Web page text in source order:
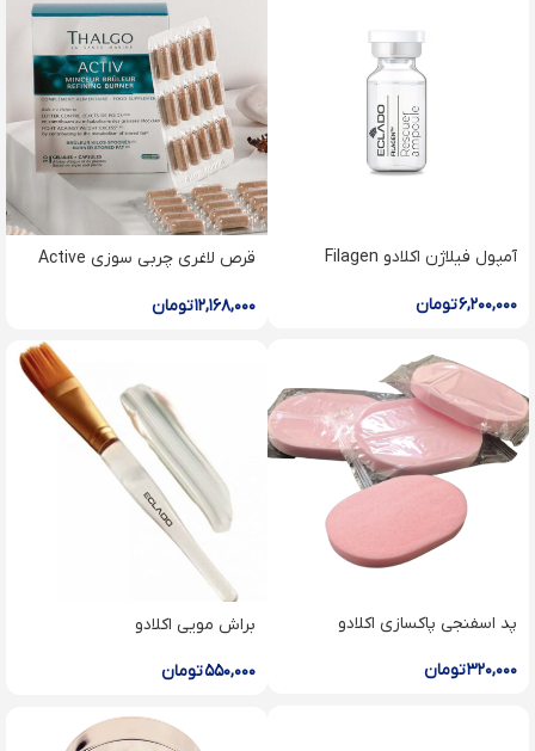
آمپول فیلاژن اکلادو Filagen
۶,۲۰۰,۰۰۰تومان
قرص لاغرى چربى سوزى Active
۱۲,۱۶۸,۰۰۰تومان
پد اسفنجی پاکسازی اکلادو
۳۲۰,۰۰۰تومان
براش مویی اکلادو
۵۵۰,۰۰۰تومان